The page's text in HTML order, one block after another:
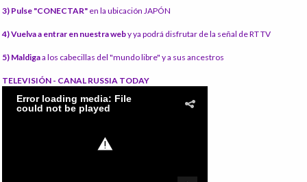
3) Pulse "CONECTAR" en la ubicación JAPÓN
4) Vuelva a entrar en nuestra weby ya podrá disfrutar de la señal de RT TV
5) Maldigaa los cabecillas del "mundo libre" y a sus ancestros
TELEVISIÓN - CANAL RUSSIA TODAY